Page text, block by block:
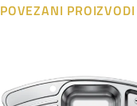
POVEZANI PROIZVODI